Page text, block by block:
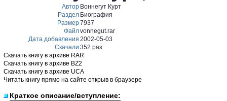
Автор Воннегут Курт
Раздел Биография
Размер7937
Файлvonnegut.rar
Дата добавления 2002-05-03
Скачали 352 раз
Скачать книгу в архиве RAR
Скачать книгу в архиве BZ2
Скачать книгу в архиве UCA
Читать книгу прямо на сайте открыв в браузере
Краткое описание/вступление: